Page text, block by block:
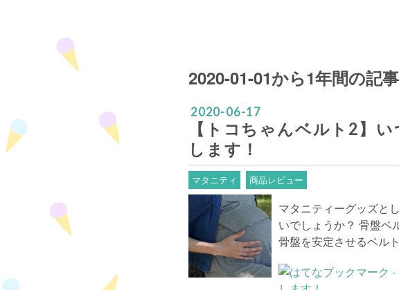
2020-01-01から1年間の記
2020-06-17
【トコちゃんベルト2】
します！
マタニティ 商品レビュー
マタニティーグッズと
いでしょうか？ 骨盤ベ
骨盤を安定させるベル